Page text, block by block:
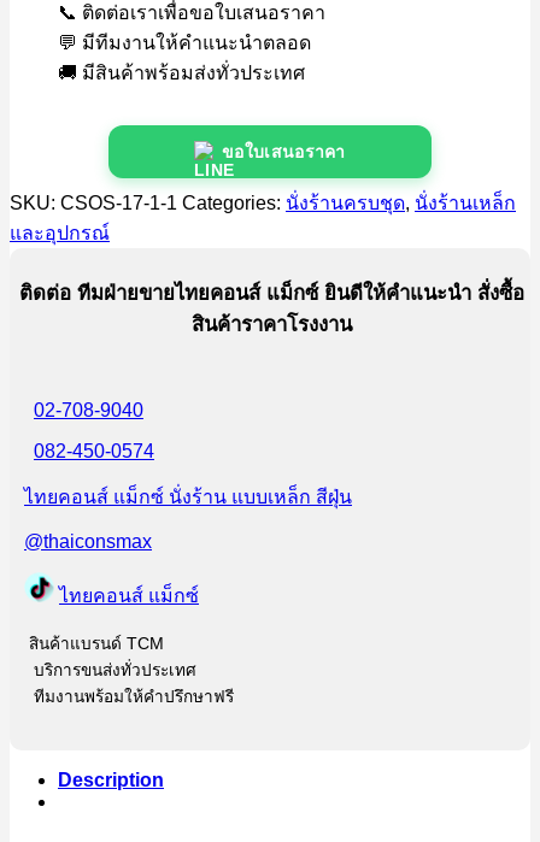
📞 ติดต่อเราเพื่อขอใบเสนอราคา
💬 มีทีมงานให้คำแนะนำตลอด
🚚 มีสินค้าพร้อมส่งทั่วประเทศ
ขอใบเสนอราคา
SKU: CSOS-17-1-1 Categories: นั่งร้านครบชุด, นั่งร้านเหล็ก
และอุปกรณ์
ติดต่อ ทีมฝ่ายขายไทยคอนส์ แม็กซ์ ยินดีให้คำแนะนำ สั่งซื้อ
สินค้าราคาโรงงาน
02-708-9040
082-450-0574
ไทยคอนส์ แม็กซ์ นั่งร้าน แบบเหล็ก สีฝุ่น
@thaiconsmax
ไทยคอนส์ แม็กซ์
สินค้าแบรนด์ TCM
บริการขนส่งทั่วประเทศ
ทีมงานพร้อมให้คำปรึกษาฟรี
Description